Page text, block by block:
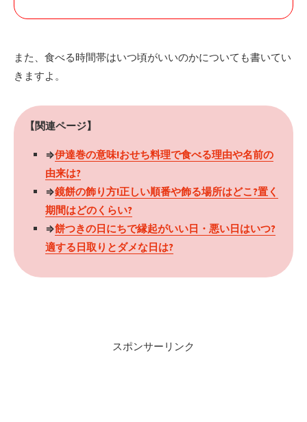
また、食べる時間帯はいつ頃がいいのかについても書いてい
きますよ。
【関連ページ】
⇒伊達巻の意味!おせち料理で食べる理由や名前の
由来は?
⇒鏡餅の飾り方!正しい順番や飾る場所はどこ?置く
期間はどのくらい?
⇒餅つきの日にちで縁起がいい日・悪い日はいつ?
適する日取りとダメな日は?
スポンサーリンク